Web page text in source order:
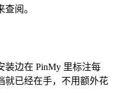
阅。
装边在 PinMy 里标注每
就已经在手，不用额外花